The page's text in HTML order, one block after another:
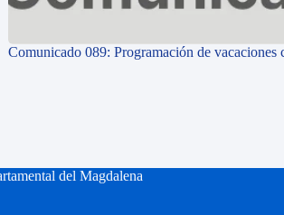
Comunicado 089: Programación de vacaciones
del Magdalena